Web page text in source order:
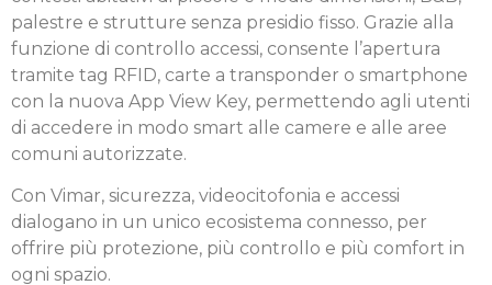
palestre e strutture senza presidio fisso. Grazie alla
funzione di controllo accessi, consente l’apertura
tramite tag RFID, carte a transponder o smartphone
con la nuova App View Key, permettendo agli utenti
di accedere in modo smart alle camere e alle aree
comuni autorizzate.
Con Vimar, sicurezza, videocitofonia e accessi
dialogano in un unico ecosistema connesso, per
offrire più protezione, più controllo e più comfort in
ogni spazio.